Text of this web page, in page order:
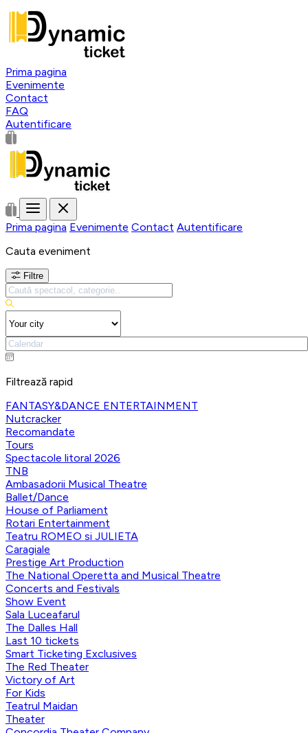
Prima pagina
Evenimente
Contact
FAQ
Autentificare
Prima pagina Evenimente Contact Autentificare
Cauta eveniment
Filtre
Filtrează rapid
FANTASY&DANCE ENTERTAINMENT
Nutcracker
Recomandate
Tours
Spectacole litoral 2026
TNB
Ambasadorii Musical Theatre
Ballet/Dance
House of Parliament
Rotari Entertainment
Teatru ROMEO si JULIETA
Caragiale
Prestige Art Production
The National Operetta and Musical Theatre
Concerts and Festivals
Show Event
Sala Luceafarul
The Dalles Hall
Last 10 tickets
Smart Ticketing Exclusives
The Red Theater
Victory of Art
For Kids
Teatrul Maidan
Theater